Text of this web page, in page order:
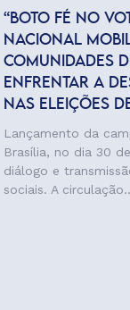
“BOTO FÉ NO
NACIONAL
COMUNIDADES
ENFRENTAR A
NAS ELEIÇÕES
Lançamento da
Brasília, no dia 30
diálogo e
sociais. A